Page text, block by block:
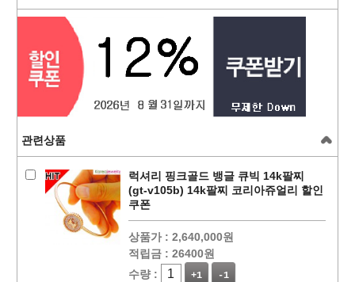
관련상품
럭셔리 핑크골드 뱅글 큐빅 14k팔찌
(gt-v105b) 14k팔찌 코리아쥬얼리 할인
쿠폰
상품가 : 2,640,000원
적립금 : 26400원
수량 :
+1 -1